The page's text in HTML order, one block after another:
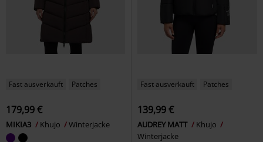
Fast ausverkauft Patches
179,99 €
MIKIA3 Khujo Winterjacke
Fast ausverkauft Patches
139,99 €
AUDREY MATT
Khujo
Winterjacke